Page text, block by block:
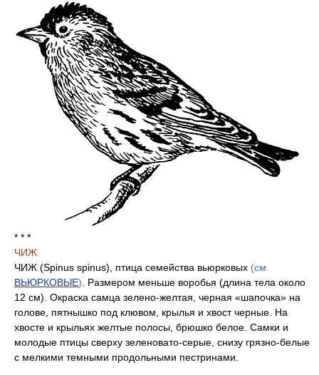
* * *
ЧИЖ
ЧИЖ (Spinus spinus), птица семейства вьюрковых (см.
ВЬЮРКОВЫЕ) . Размером меньше воробья (длина тела около
12 см). Окраска самца зелено-желтая, черная «шапочка» на
голове, пятнышко под клювом, крылья и хвост черные. На
хвосте и крыльях желтые полосы, брюшко белое. Самки и
молодые птицы сверху зеленовато-серые, снизу грязно-белые
с мелкими темными продольными пестринами.